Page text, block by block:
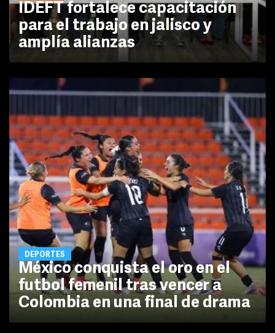
IDEFT fortalece capacitación
para el trabajo en jalisco y
amplía alianzas
DEPORTES
México conquista el oro en el
futbol femenil tras vencer a
Colombia en una final de drama